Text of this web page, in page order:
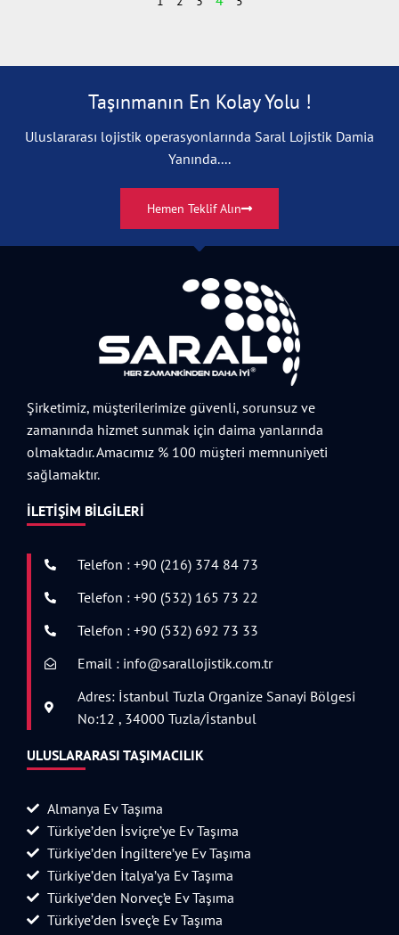
Taşınmanın En Kolay Yolu !
Uluslararası lojistik operasyonlarında Saral Lojistik Damia
Yanında....
Hemen Teklif Alın
Şirketimiz, müşterilerimize güvenli, sorunsuz ve
zamanında hizmet sunmak için daima yanlarında
olmaktadır. Amacımız % 100 müşteri memnuniyeti
sağlamaktır.
İLETIŞIM BILGILERI
Telefon : +90 (216) 374 84 73
Telefon : +90 (532) 165 73 22
Telefon : +90 (532) 692 73 33
Email : info@sarallojistik.com.tr
Adres: İstanbul Tuzla Organize Sanayi Bölgesi
No:12 , 34000 Tuzla/İstanbul
ULUSLARARASI TAŞIMACILIK
Almanya Ev Taşıma
Türkiye’den İsviçre’ye Ev Taşıma
Türkiye’den İngiltere’ye Ev Taşıma
Türkiye’den İtalya’ya Ev Taşıma
Türkiye’den Norveç’e Ev Taşıma
Türkiye’den İsveç’e Ev Taşıma